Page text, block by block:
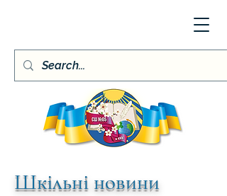
Шкільні новини